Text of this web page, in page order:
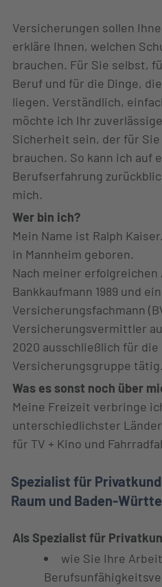
Versicherungen sollen
erkläre Ihnen, welchen
brauchen. Für Sie selbst,
Beruf und für die Dinge,
liegen. Verständlich,
möchte ich Ihr
Sicherheit sein, der für
brauchen. So kann ich auf
Berufserfahrung
mich.
Wer bin ich?
Mein Name ist Ralph
in Mannheim geboren.
Nach meiner erfolgreichen
Bankkaufmann 1989 und
Versicherungsfachmann
Versicherungsvermittler
2020 ausschließlich für die
Versicherungsgruppe tätig.
Was es sonst noch über
Meine Freizeit verbringe
unterschiedlichster
für TV + Kino und
Spezialist für
Raum und Baden-
Als Spezialist für
wie Sie Ihre